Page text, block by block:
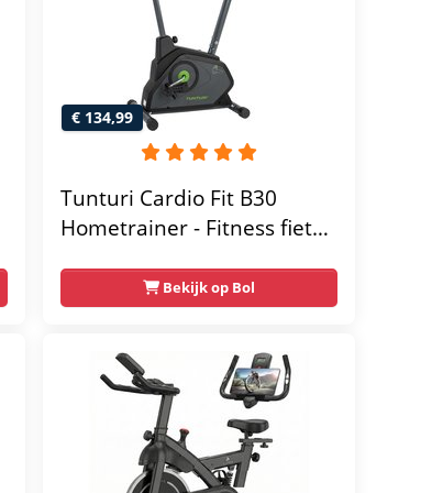
€ 134,99
Tunturi Cardio Fit B30
Hometrainer - Fitness fiets
Tablethouder -
Hartslagfunctie en
transportwielen
Bekijk op Bol